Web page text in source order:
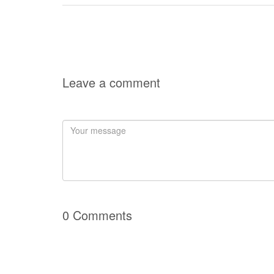
Leave a comment
0 Comments